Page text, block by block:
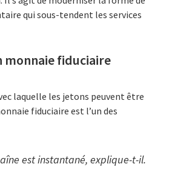
qui sous-tendent les services
monnaie fiduciaire
laquelle les jetons peuvent être
fiduciaire est l’un des
est instantané, explique-t-il.